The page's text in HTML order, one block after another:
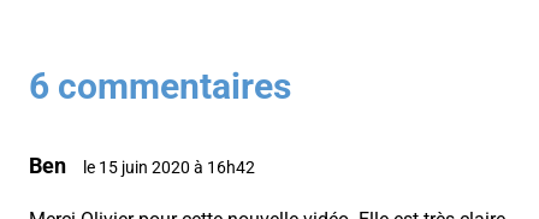
6 commentaires
Ben le 15 juin 2020 à 16h42